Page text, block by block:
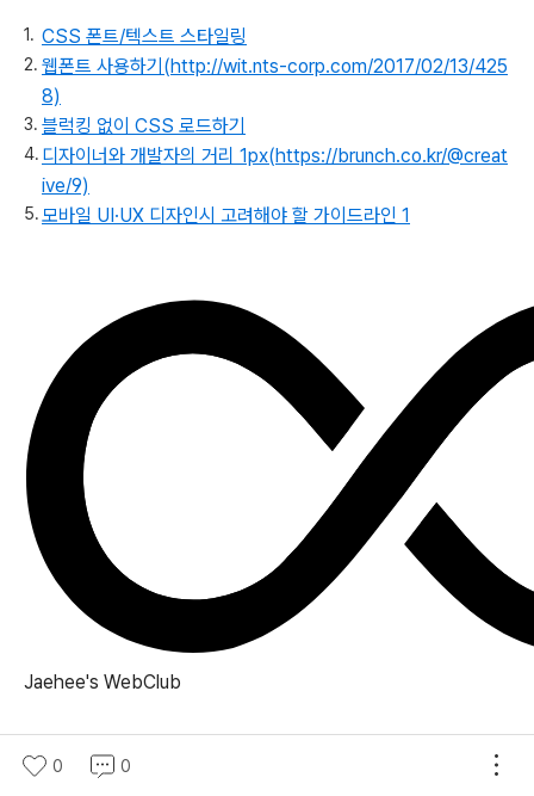
CSS 폰트/텍스트 스타일링
웹폰트 사용하기(http://wit.nts-corp.com/2017/02/13/425
8)
블럭킹 없이 CSS 로드하기
디자이너와 개발자의 거리 1px(https://brunch.co.kr/@creat
ive/9)
모바일 UI·UX 디자인시 고려해야 할 가이드라인 1
Jaehee's WebClub
0 0